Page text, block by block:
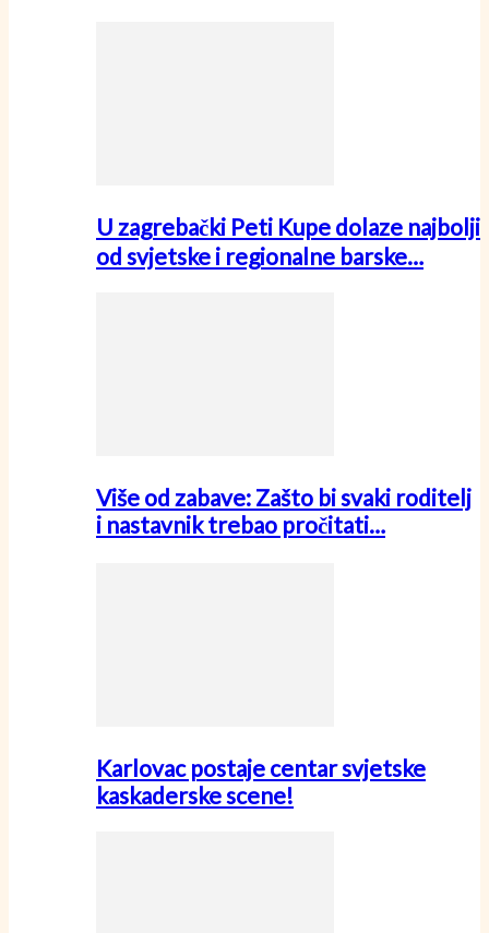
U zagrebački Peti Kupe dolaze najbolji
od svjetske i regionalne barske…
Više od zabave: Zašto bi svaki roditelj
i nastavnik trebao pročitati…
Karlovac postaje centar svjetske
kaskaderske scene!